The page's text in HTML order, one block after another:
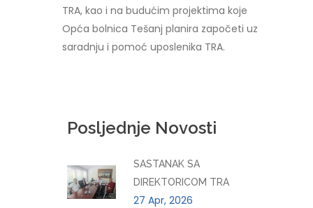
TRA, kao i na budućim projektima koje
Opća bolnica Tešanj planira započeti uz
saradnju i pomoć uposlenika TRA.
Posljednje Novosti
SASTANAK SA
DIREKTORICOM TRA
27 Apr, 2026